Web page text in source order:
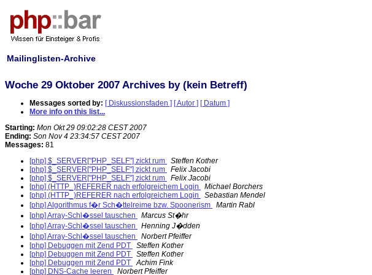
Mailinglisten-Archive
Woche 29 Oktober 2007 Archives by (kein Betreff)
Messages sorted by: [ Diskussionsfaden ] [ Autor ] [ Datum ]
More info on this list...
Starting: Mon Okt 29 09:02:28 CEST 2007
Ending: Son Nov 4 23:34:57 CEST 2007
Messages: 81
[php] $_SERVER["PHP_SELF"] zickt rum
Steffen Kother
[php] $_SERVER["PHP_SELF"] zickt rum
Felix Jacobi
[php] $_SERVER["PHP_SELF"] zickt rum
Felix Jacobi
[php] (HTTP_)REFERER nach erfolgreichem Login
Michael Borchers
[php] (HTTP_)REFERER nach erfolgreichem Login
Sebastian Mendel
[php] Algorithmus f�r Sch�ttelreime bzw. Spoonerism
Martin Rabl
[php] Array-Schl�ssel tauschen
Marcus St�hr
[php] Array-Schl�ssel tauschen
Henning J�dden
[php] Array-Schl�ssel tauschen
Norbert Pfeiffer
[php] Debuggen mit Zend PDT
Steffen Kother
[php] Debuggen mit Zend PDT
Steffen Kother
[php] Debuggen mit Zend PDT
Achim Fink
[php] DNS-Cache leeren
Norbert Pfeiffer